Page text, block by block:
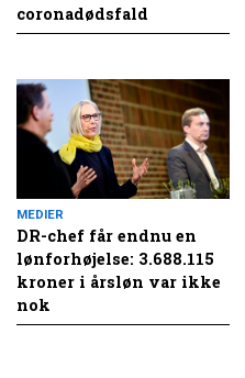
coronadødsfald
MEDIER
DR-chef får endnu en
lønforhøjelse: 3.688.115
kroner i årsløn var ikke
nok